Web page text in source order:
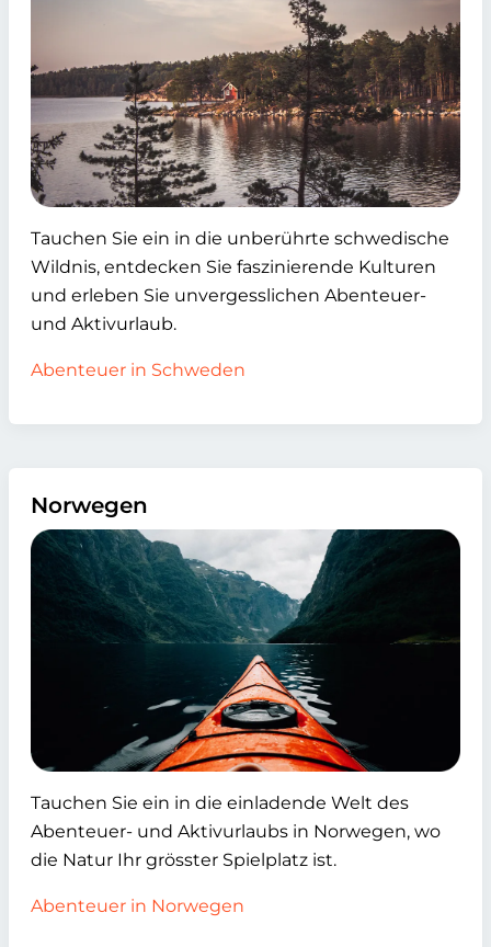
Tauchen Sie ein in die unberührte schwedische
Wildnis, entdecken Sie faszinierende Kulturen
und erleben Sie unvergesslichen Abenteuer-
und Aktivurlaub.
Abenteuer in Schweden
Norwegen
Tauchen Sie ein in die einladende Welt des
Abenteuer- und Aktivurlaubs in Norwegen, wo
die Natur Ihr grösster Spielplatz ist.
Abenteuer in Norwegen